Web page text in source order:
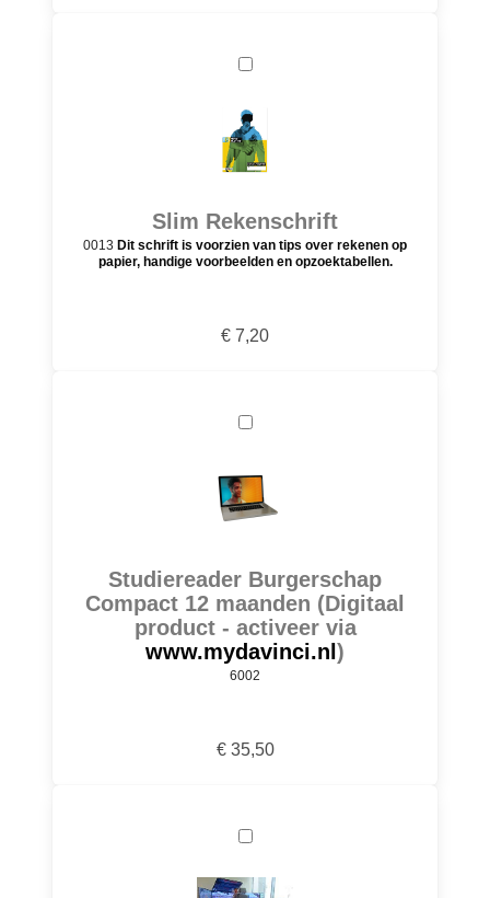
Slim Rekenschrift
0013 Dit schrift is voorzien van tips over rekenen op
papier, handige voorbeelden en opzoektabellen.
€ 7,20
Studiereader Burgerschap
Compact 12 maanden (Digitaal
product - activeer via
www.mydavinci.nl )
6002
€ 35,50